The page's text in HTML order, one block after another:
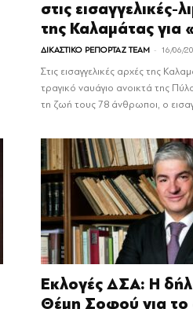
στις εισαγγελικές-
της Καλαμάτας για
ΔΙΚΑΣΤΙΚΟ ΡΕΠΟΡΤΑΖ TEAM - 16/06/
Στις εισαγγελικές αρχές της
τραγικό ναυάγιο ανοικτά της
τη ζωή τους 78 άνθρωποι, ο
Εκλογές ΔΣΑ: Η
Θέμη Σοφού για το